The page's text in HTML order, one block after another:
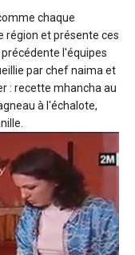
chaque
région et présente ces
l'équipes
par chef naima et
: recette mhancha au
à l'échalote,